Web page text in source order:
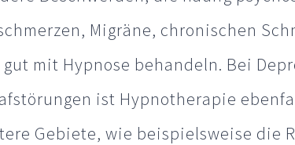
Migräne, chronischen
mit Hypnose behandeln. Bei
ist Hypnotherapie
Gebiete, wie beispielsweise die